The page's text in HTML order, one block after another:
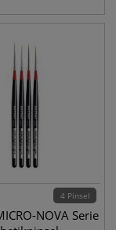
4 Pinsel
NOVA Serie